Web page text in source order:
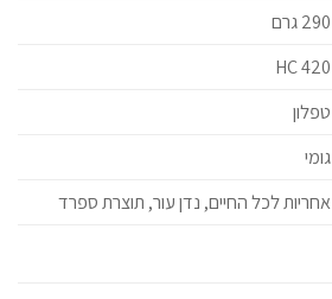
290 גרם
420 HC
טפלון
גומי
אחריות לכל החיים, נדן עור, תוצרת ספרד